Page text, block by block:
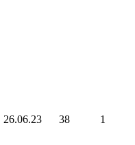
26.06.23 38 1